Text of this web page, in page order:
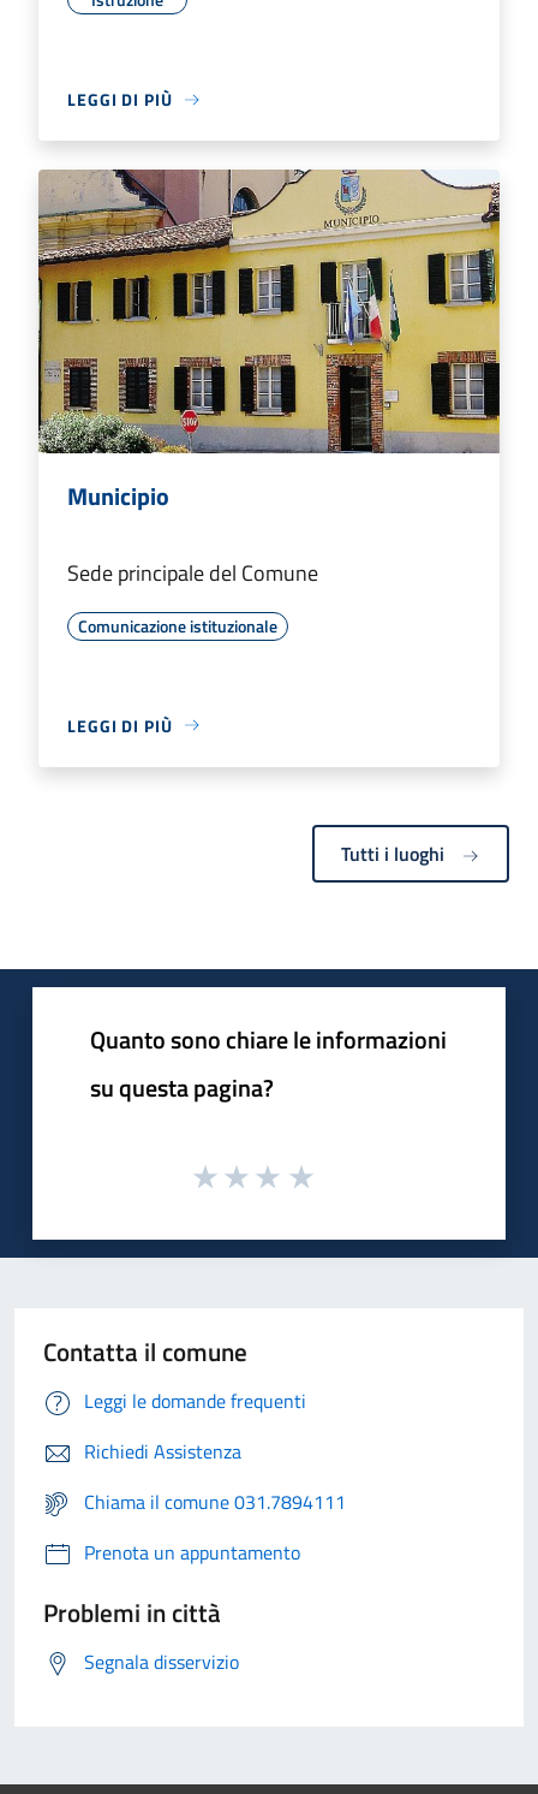
LEGGI DI PIÙ
Municipio
Sede principale del Comune
Comunicazione istituzionale
LEGGI DI PIÙ
Tutti i luoghi
Quanto sono chiare le informazioni
su questa pagina?
Contatta il comune
Leggi le domande frequenti
Richiedi Assistenza
Chiama il comune 031.7894111
Prenota un appuntamento
Problemi in città
Segnala disservizio